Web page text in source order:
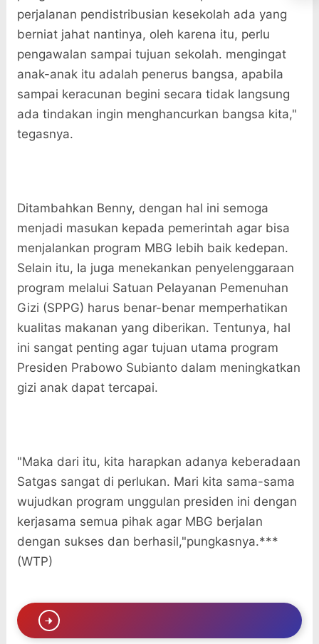
perjalanan pendistribusian kesekolah ada yang
berniat jahat nantinya, oleh karena itu, perlu
pengawalan sampai tujuan sekolah. mengingat
anak-anak itu adalah penerus bangsa, apabila
sampai keracunan begini secara tidak langsung
ada tindakan ingin menghancurkan bangsa kita,"
tegasnya.
Ditambahkan Benny, dengan hal ini semoga
menjadi masukan kepada pemerintah agar bisa
menjalankan program MBG lebih baik kedepan.
Selain itu, Ia juga menekankan penyelenggaraan
program melalui Satuan Pelayanan Pemenuhan
Gizi (SPPG) harus benar-benar memperhatikan
kualitas makanan yang diberikan. Tentunya, hal
ini sangat penting agar tujuan utama program
Presiden Prabowo Subianto dalam meningkatkan
gizi anak dapat tercapai.
"Maka dari itu, kita harapkan adanya keberadaan
Satgas sangat di perlukan. Mari kita sama-sama
wujudkan program unggulan presiden ini dengan
kerjasama semua pihak agar MBG berjalan
dengan sukses dan berhasil,"pungkasnya.***
(WTP)